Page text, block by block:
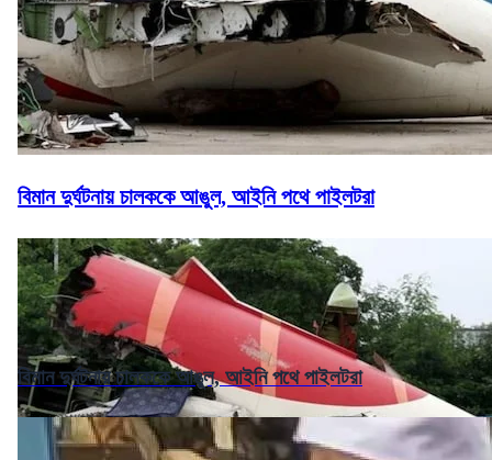
বিমান দুর্ঘটনায় চালককে আঙুল, আইনি পথে পাইলটরা
বিমান দুর্ঘটনায় চালককে আঙুল, আইনি পথে পাইলটরা